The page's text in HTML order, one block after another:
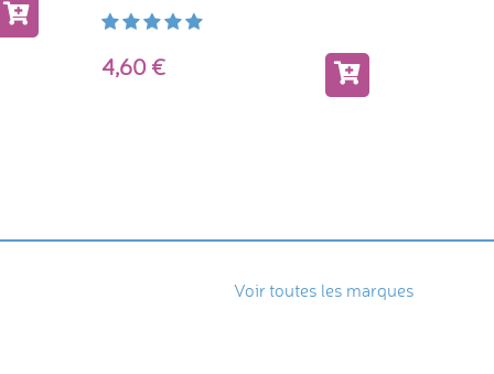
4,60
Voir toutes les marques